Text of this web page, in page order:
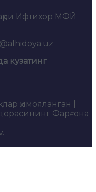
Ифтихор МФЙ
кузатинг
ҳимояланган |
Фарғона
.